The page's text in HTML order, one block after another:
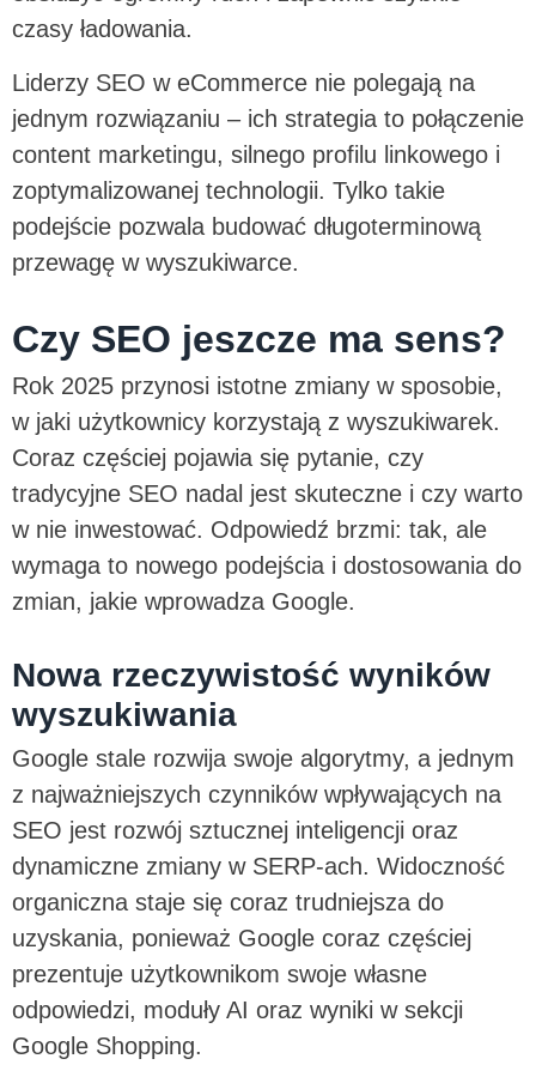
czasy ładowania.
Liderzy SEO w eCommerce nie polegają na
jednym rozwiązaniu – ich strategia to połączenie
content marketingu, silnego profilu linkowego i
zoptymalizowanej technologii. Tylko takie
podejście pozwala budować długoterminową
przewagę w wyszukiwarce.
Czy SEO jeszcze ma sens?
Rok 2025 przynosi istotne zmiany w sposobie,
w jaki użytkownicy korzystają z wyszukiwarek.
Coraz częściej pojawia się pytanie, czy
tradycyjne SEO nadal jest skuteczne i czy warto
w nie inwestować. Odpowiedź brzmi: tak, ale
wymaga to nowego podejścia i dostosowania do
zmian, jakie wprowadza Google.
Nowa rzeczywistość wyników
wyszukiwania
Google stale rozwija swoje algorytmy, a jednym
z najważniejszych czynników wpływających na
SEO jest rozwój sztucznej inteligencji oraz
dynamiczne zmiany w SERP-ach. Widoczność
organiczna staje się coraz trudniejsza do
uzyskania, ponieważ Google coraz częściej
prezentuje użytkownikom swoje własne
odpowiedzi, moduły AI oraz wyniki w sekcji
Google Shopping.